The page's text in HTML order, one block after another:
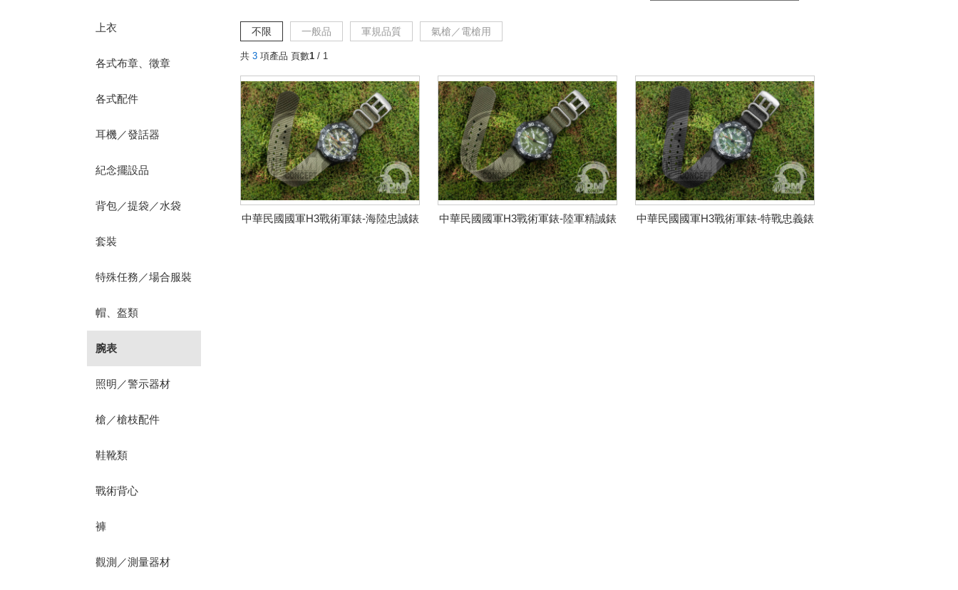
上衣
各式布章、徵章
各式配件
耳機／發話器
紀念擺設品
背包／提袋／水袋
套裝
特殊任務／場合服裝
帽、盔類
腕表
照明／警示器材
槍／槍枝配件
鞋靴類
戰術背心
褲
觀測／測量器材
不限 一般品 軍規品質 氣槍／電槍用
共 3 項產品 頁數1 / 1
中華民國國軍H3戰術軍錶-海陸忠誠錶 中華民國國軍H3戰術軍錶-陸軍精誠錶 中華民國國軍H3戰術軍錶-特戰忠義錶